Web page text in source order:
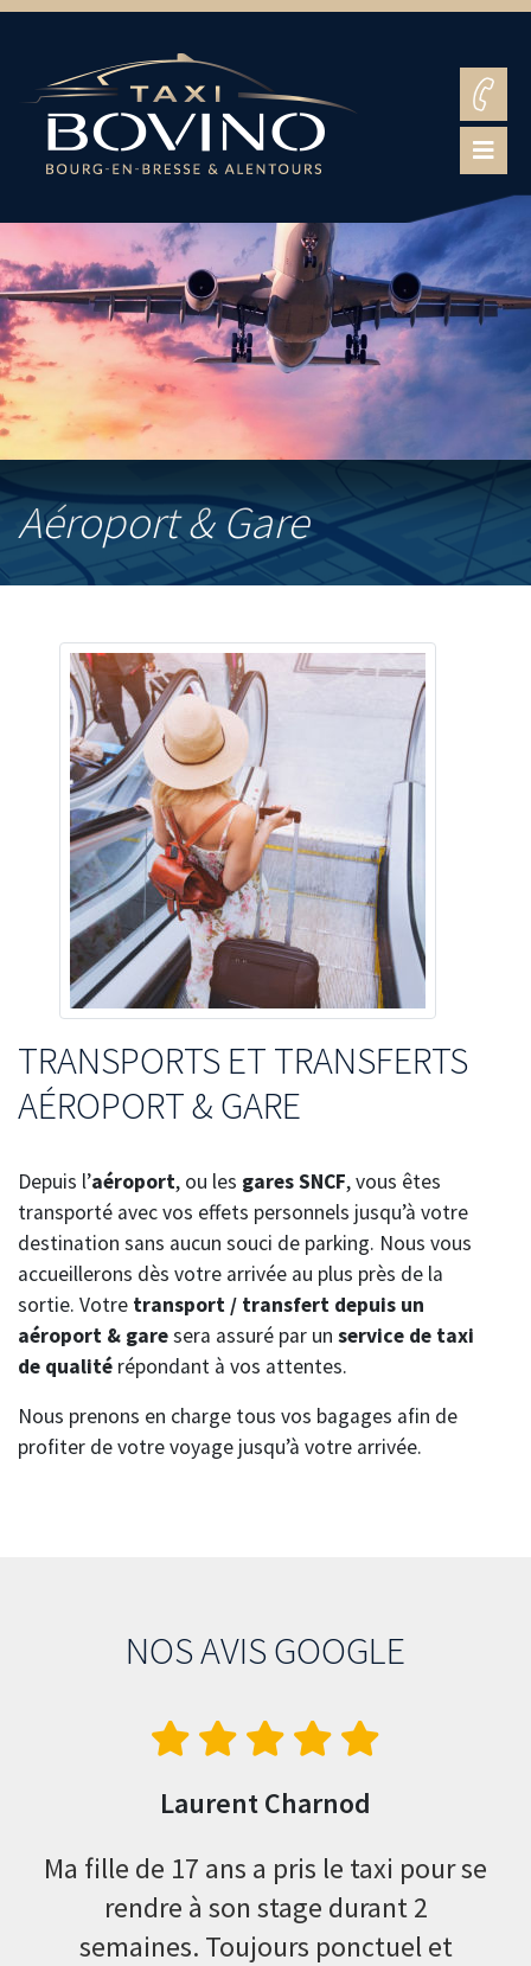
Aéroport & Gare
TRANSPORTS ET TRANSFERTS
AÉROPORT & GARE
Depuis l’aéroport, ou les gares SNCF, vous êtes
transporté avec vos effets personnels jusqu’à votre
destination sans aucun souci de parking. Nous vous
accueillerons dès votre arrivée au plus près de la
sortie. Votre transport / transfert depuis un
aéroport & garesera assuré par un service de taxi
de qualité répondant à vos attentes.
Nous prenons en charge tous vos bagages afin de
profiter de votre voyage jusqu’à votre arrivée.
NOS AVIS GOOGLE
Laurent Charnod
Ma fille de 17 ans a pris le taxi pour se
rendre à son stage durant 2
semaines. Toujours ponctuel et